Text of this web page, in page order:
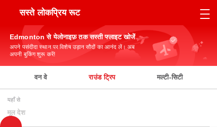
सस्ते लोकप्रिय रूट
Edmonton से येलोनाइफ़ तक सस्ती फ्लाइट खोजें
अपने पसंदीदा स्थान पर विशेष उड़ान सौदों का आनंद लें। अब
अपनी बुकिंग शुरू करें!
वन वे राउंड ट्रिप मल्टी-सिटी
यहाँ से
मूल देश